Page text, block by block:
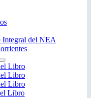
Integral del NEA
Libro
Libro
Libro
Libro